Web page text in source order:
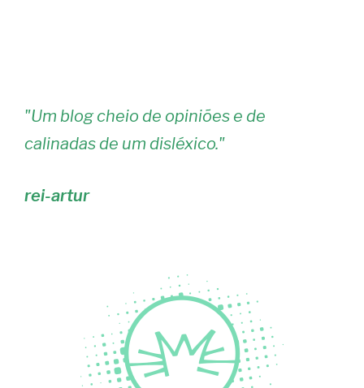
"Um blog cheio de opiniões e de
calinadas de um disléxico."
rei-artur